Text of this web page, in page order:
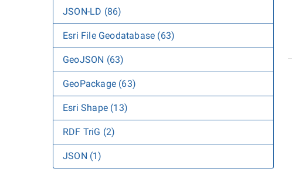
JSON-LD (86)
Esri File Geodatabase (63)
GeoJSON (63)
GeoPackage (63)
Esri Shape (13)
RDF TriG (2)
JSON (1)